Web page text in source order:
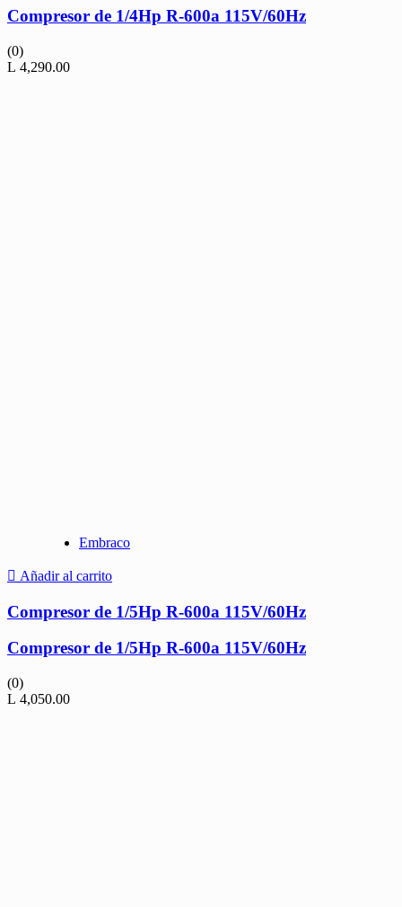
Compresor de 1/4Hp R-600a 115V/60Hz
(0)
L 4,290.00
Embraco
Añadir al carrito
Compresor de 1/5Hp R-600a 115V/60Hz
Compresor de 1/5Hp R-600a 115V/60Hz
(0)
L 4,050.00